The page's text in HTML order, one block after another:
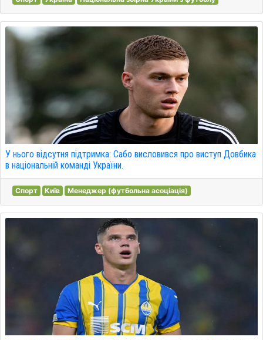
У нього відсутня підтримка: Сабо висловився про виступ Довбика
в національній команді України.
Спорт Київ Менеджер (футбольна асоціація)